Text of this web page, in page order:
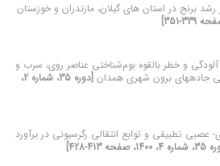
برنج در استان های گیلان، مازندران و خوزستان
آلودگی و خطر بالقوه بوم‌شناختی عناصر روی، سرب و
جاده‏های برون شهری همدان
[دوره 35، شماره 2،
عصبی تطبیقی و توابع انتقالی رگرسیونی در برآورد
صفحه 413-428]